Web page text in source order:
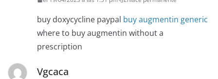
buy doxycycline paypal buy augmentin generic
where to buy augmentin without a
prescription
Vgcaca